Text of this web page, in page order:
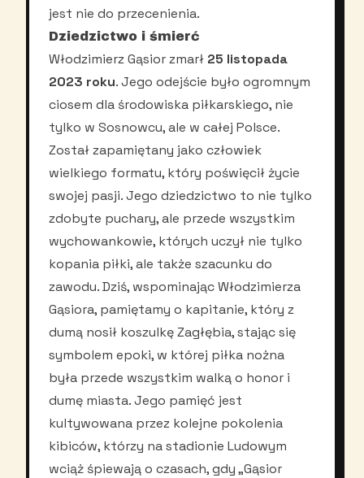
jest nie do przecenienia.
Dziedzictwo i śmierć
Włodzimierz Gąsior zmarł 25 listopada
2023 roku. Jego odejście było ogromnym
ciosem dla środowiska piłkarskiego, nie
tylko w Sosnowcu, ale w całej Polsce.
Został zapamiętany jako człowiek
wielkiego formatu, który poświęcił życie
swojej pasji. Jego dziedzictwo to nie tylko
zdobyte puchary, ale przede wszystkim
wychowankowie, których uczył nie tylko
kopania piłki, ale także szacunku do
zawodu. Dziś, wspominając Włodzimierza
Gąsiora, pamiętamy o kapitanie, który z
dumą nosił koszulkę Zagłębia, stając się
symbolem epoki, w której piłka nożna
była przede wszystkim walką o honor i
dumę miasta. Jego pamięć jest
kultywowana przez kolejne pokolenia
kibiców, którzy na stadionie Ludowym
wciąż śpiewają o czasach, gdy „Gąsior